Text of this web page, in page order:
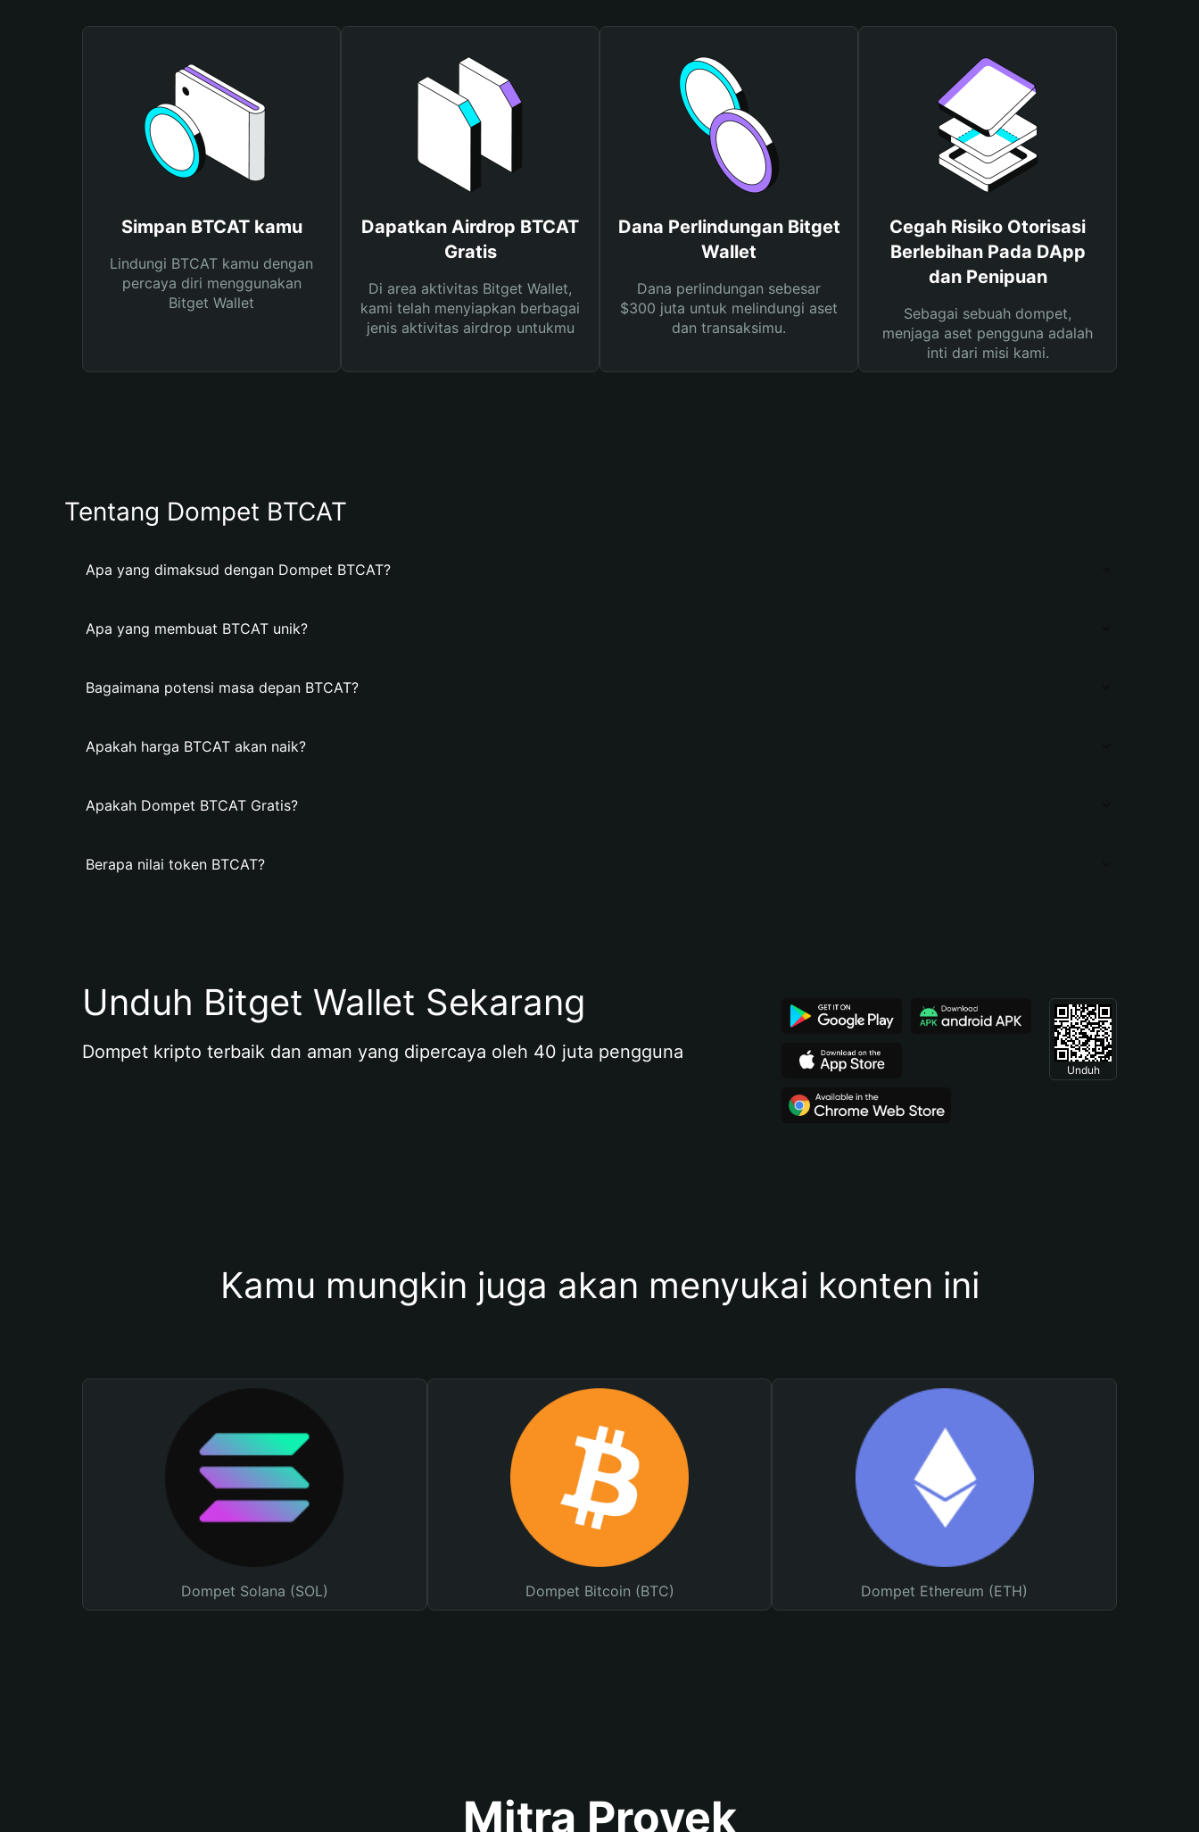
Simpan BTCAT kamu
Lindungi BTCAT kamu dengan
percaya diri menggunakan
Bitget Wallet
Dapatkan Airdrop BTCAT
Gratis
Di area aktivitas Bitget Wallet,
kami telah menyiapkan berbagai
jenis aktivitas airdrop untukmu
Dana Perlindungan Bitget
Wallet
Dana perlindungan sebesar
$300 juta untuk melindungi aset
dan transaksimu.
Cegah Risiko Otorisasi
Berlebihan Pada DApp
dan Penipuan
Sebagai sebuah dompet,
menjaga aset pengguna adalah
inti dari misi kami.
Tentang Dompet BTCAT
Apa yang dimaksud dengan Dompet BTCAT?
Apa yang membuat BTCAT unik?
Bagaimana potensi masa depan BTCAT?
Apakah harga BTCAT akan naik?
Apakah Dompet BTCAT Gratis?
Berapa nilai token BTCAT?
Unduh Bitget Wallet Sekarang
Dompet kripto terbaik dan aman yang dipercaya oleh 40 juta pengguna
Unduh
Kamu mungkin juga akan menyukai konten ini
Dompet Solana (SOL) Dompet Bitcoin (BTC) Dompet Ethereum (ETH)
Mitra Proyek